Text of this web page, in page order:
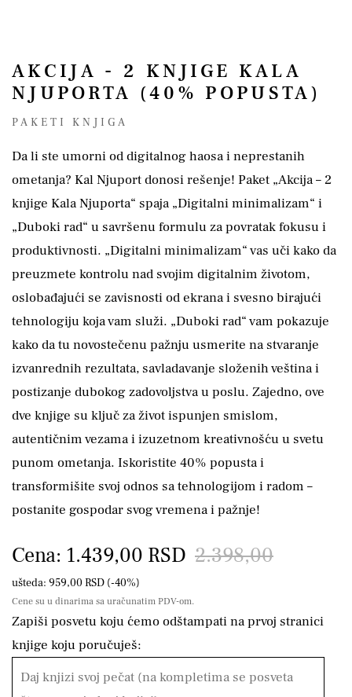
AKCIJA - 2 KNJIGE KALA
NJUPORTA (40% POPUSTA)
PAKETI KNJIGA
Da li ste umorni od digitalnog haosa i neprestanih
ometanja? Kal Njuport donosi rešenje! Paket „Akcija – 2
knjige Kala Njuporta“ spaja „Digitalni minimalizam“ i
„Duboki rad“ u savršenu formulu za povratak fokusu i
produktivnosti. „Digitalni minimalizam“ vas uči kako da
preuzmete kontrolu nad svojim digitalnim životom,
oslobađajući se zavisnosti od ekrana i svesno birajući
tehnologiju koja vam služi. „Duboki rad“ vam pokazuje
kako da tu novostečenu pažnju usmerite na stvaranje
izvanrednih rezultata, savladavanje složenih veština i
postizanje dubokog zadovoljstva u poslu. Zajedno, ove
dve knjige su ključ za život ispunjen smislom,
autentičnim vezama i izuzetnom kreativnošću u svetu
punom ometanja. Iskoristite 40% popusta i
transformišite svoj odnos sa tehnologijom i radom –
postanite gospodar svog vremena i pažnje!
Cena: 1.439,00 RSD 2.398,00
ušteda: 959,00 RSD (-40%)
Cene su u dinarima sa uračunatim PDV-om.
Zapiši posvetu koju ćemo odštampati na prvoj stranici
knjige koju poručuješ: